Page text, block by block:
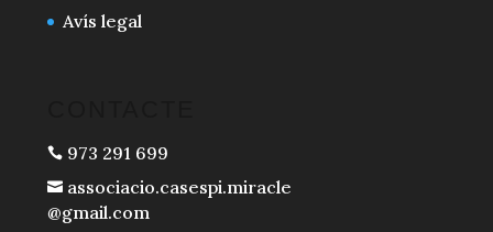
Avís legal
973 291 699
associacio.casespi.miracle
@gmail.com